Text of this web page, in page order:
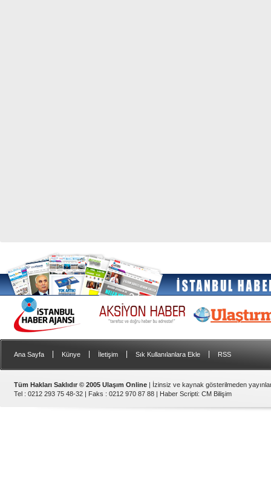
Ana Sayfa Künye İletişim Sık Kullanılanlara Ekle RSS
Tüm Hakları Saklıdır © 2005 Ulaşım Online | İzinsiz ve kaynak gösterilmeden
Tel : 0212 293 75 48-32 | Faks : 0212 970 87 88 | Haber Scripti: CM Bilişim